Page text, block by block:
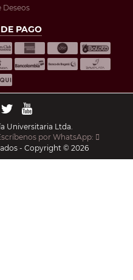
Deseos
PAGO
Universitaria Ltda.
por WhatsApp:
- Copyright © 2026